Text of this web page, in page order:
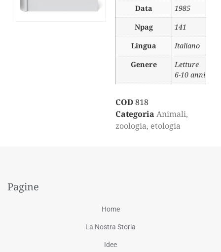
Data
1985
Npag
141
Lingua
Italiano
Genere
Letture
6-10 anni
COD818
Categoria Animali,
zoologia, etologia
Pagine
Home
La Nostra Storia
Idee